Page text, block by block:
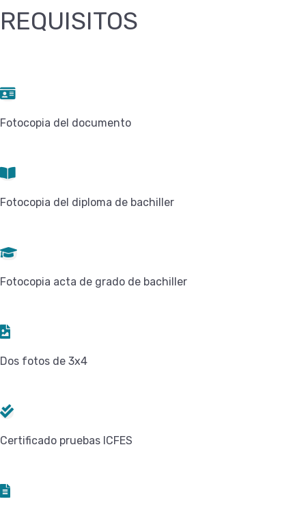
REQUISITOS
Fotocopia del documento
Fotocopia del diploma de bachiller
Fotocopia acta de grado de bachiller
Dos fotos de 3x4
Certificado pruebas ICFES